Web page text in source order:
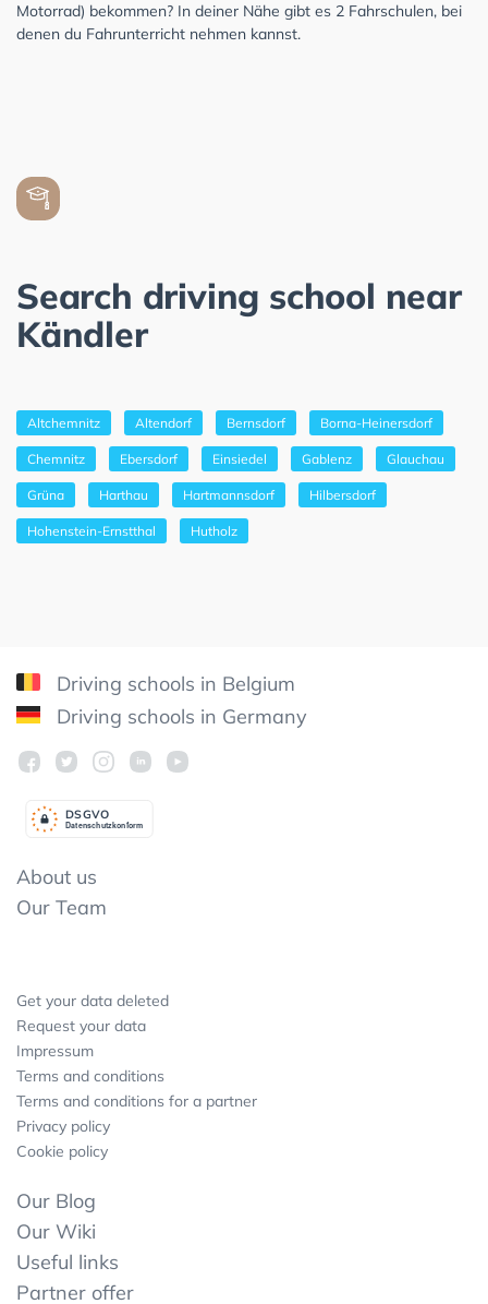
Motorrad) bekommen? In deiner Nähe gibt es 2 Fahrschulen, bei
denen du Fahrunterricht nehmen kannst.
Search driving school near
Kändler
Altchemnitz Altendorf Bernsdorf Borna-Heinersdorf
Chemnitz Ebersdorf Einsiedel Gablenz Glauchau
Grüna Harthau Hartmannsdorf Hilbersdorf
Hohenstein-Ernstthal Hutholz
Driving schools in Belgium
Driving schools in Germany
Datenschutzkonform
DSGVO
About us
Our Team
Get your data deleted
Request your data
Impressum
Terms and conditions
Terms and conditions for a partner
Privacy policy
Cookie policy
Our Blog
Our Wiki
Useful links
Partner offer